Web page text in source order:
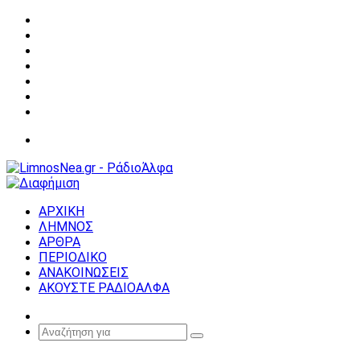
ΑΡΧΙΚΗ
ΛΗΜΝΟΣ
ΑΡΘΡΑ
ΠΕΡΙΟΔΙΚΟ
ΑΝΑΚΟΙΝΩΣΕΙΣ
ΑΚΟΥΣΤΕ ΡΑΔΙΟΑΛΦΑ
Article
Αναζήτηση